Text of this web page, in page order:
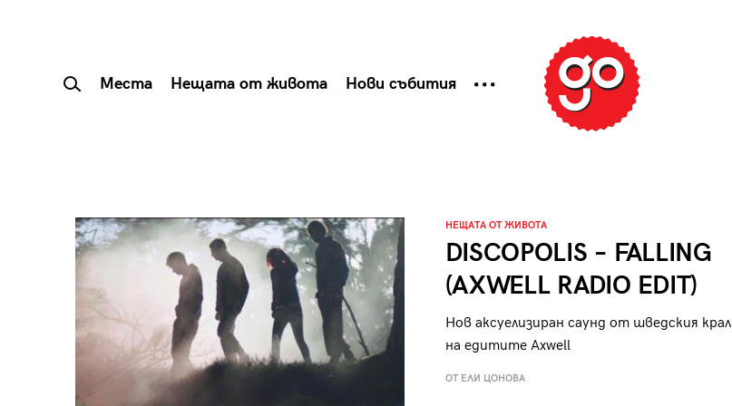
Места Нещата от живота Нови събития
НЕЩАТА ОТ ЖИВОТА
DISCOPOLIS – FALLING
(AXWELL RADIO EDIT)
Нов аксуелизиран саунд от шведския крал
на едитите Axwell
ОТ ЕЛИ ЦОНОВА